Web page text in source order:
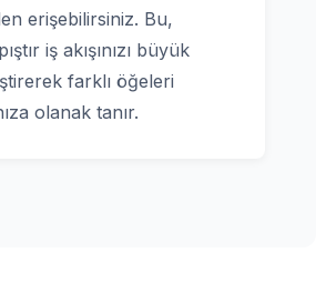
erişebilirsiniz. Bu,
iş akışınızı büyük
farklı öğeleri
olanak tanır.